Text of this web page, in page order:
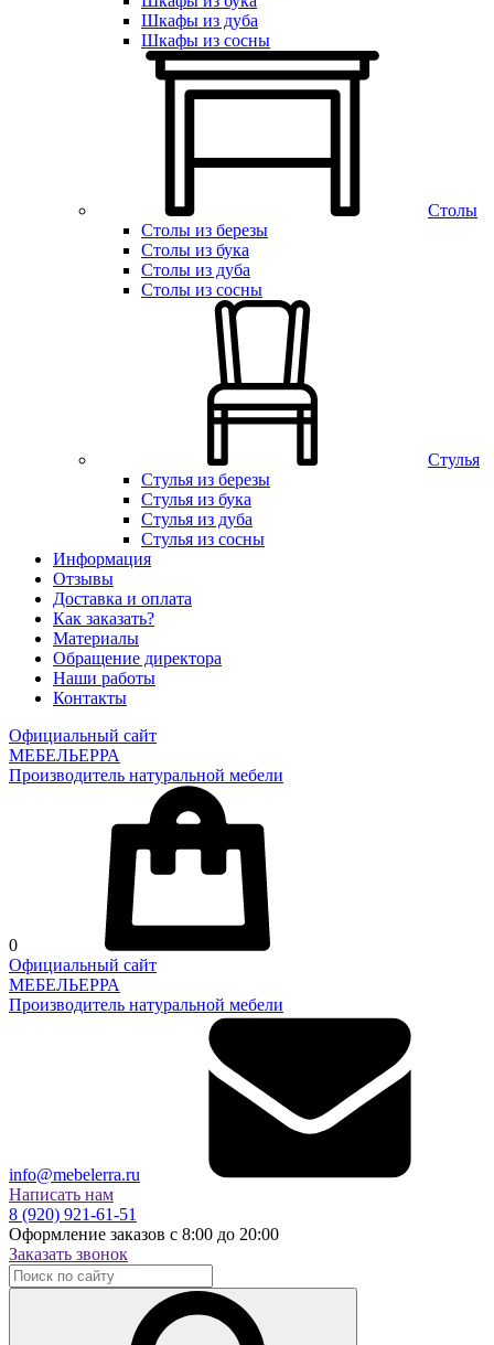
Шкафы из дуба
Шкафы из сосны
Столы
Столы из березы
Столы из бука
Столы из дуба
Столы из сосны
Стулья
Стулья из березы
Стулья из бука
Стулья из дуба
Стулья из сосны
Информация
Отзывы
Доставка и оплата
Как заказать?
Материалы
Обращение директора
Наши работы
Контакты
Официальный сайт
МЕБЕЛЬЕРРА
Производитель натуральной мебели
0
Официальный сайт
МЕБЕЛЬЕРРА
Производитель натуральной мебели
info@mebelerra.ru
Написать нам
8 (920) 921-61-51
Оформление заказов с 8:00 до 20:00
Заказать звонок